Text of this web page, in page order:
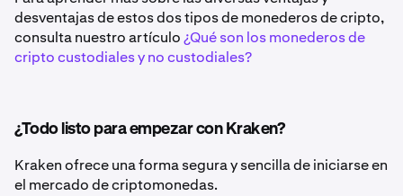
desventajas de estos dos tipos de monederos de cripto,
consulta nuestro artículo¿Qué son los monederos de
cripto custodiales y no custodiales?
¿Todo listo para empezar con Kraken?
Kraken ofrece una forma segura y sencilla de iniciarse en
el mercado de criptomonedas.